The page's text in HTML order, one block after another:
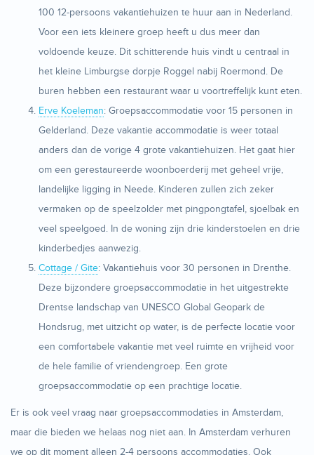
100 12-persoons vakantiehuizen te huur aan in Nederland.
Voor een iets kleinere groep heeft u dus meer dan
voldoende keuze. Dit schitterende huis vindt u centraal in
het kleine Limburgse dorpje Roggel nabij Roermond. De
buren hebben een restaurant waar u voortreffelijk kunt eten.
Erve Koeleman: Groepsaccommodatie voor 15 personen in
Gelderland. Deze vakantie accommodatie is weer totaal
anders dan de vorige 4 grote vakantiehuizen. Het gaat hier
om een gerestaureerde woonboerderij met geheel vrije,
landelijke ligging in Neede. Kinderen zullen zich zeker
vermaken op de speelzolder met pingpongtafel, sjoelbak en
veel speelgoed. In de woning zijn drie kinderstoelen en drie
kinderbedjes aanwezig.
Cottage / Gite: Vakantiehuis voor 30 personen in Drenthe.
Deze bijzondere groepsaccommodatie in het uitgestrekte
Drentse landschap van UNESCO Global Geopark de
Hondsrug, met uitzicht op water, is de perfecte locatie voor
een comfortabele vakantie met veel ruimte en vrijheid voor
de hele familie of vriendengroep. Een grote
groepsaccommodatie op een prachtige locatie.
Er is ook veel vraag naar groepsaccommodaties in Amsterdam,
maar die bieden we helaas nog niet aan. In Amsterdam verhuren
we op dit moment alleen 2-4 persoons accommodaties. Ook